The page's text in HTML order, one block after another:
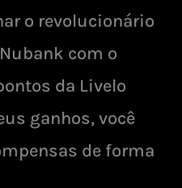
o revolucionário
com o
da Livelo
ganhos, você
de forma